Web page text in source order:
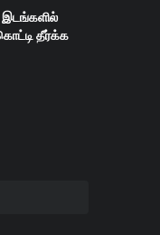
தீர்க்க